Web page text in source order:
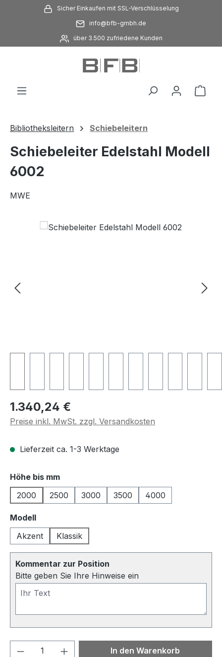
Zum Hauptinhalt springenSicher Einkaufen mit SSL-Verschlüsselung
info@bfb-gmbh.de
über 3.500 zufriedene Kunden
Bibliotheksleitern Schiebeleitern
Schiebeleiter Edelstahl Modell
6002
MWE
Regulärer Preis:
1.340,24 €
Preise inkl. MwSt. zzgl. Versandkosten
Lieferzeit ca. 1-3 Werktage
Höhe bis mmauswählen
2000
2500 3000 3500 4000
Modellauswählen
Akzent
Klassik
Kommentar zur Position
Bitte geben Sie Ihre Hinweise ein
Produkt Anzahl: Gib denIn den Warenkorb